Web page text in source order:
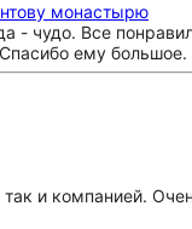
монастырю
- чудо. Все
ему большое.
и компанией.